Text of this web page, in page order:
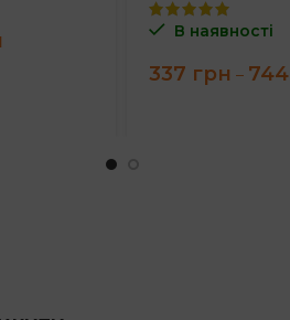
В наявності
337 грн – 744